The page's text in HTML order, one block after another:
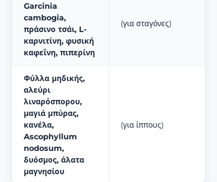
Garcinia
cambogia,
πράσινο τσάι, L-
καρνιτίνη, φυσική
καφεΐνη, πιπερίνη
(για σταγόνες)
Φύλλα μηδικής,
αλεύρι
λιναρόσπορου,
μαγιά μπύρας,
κανέλα,
Ascophyllum
nodosum,
δυόσμος, άλατα
μαγνησίου
(για ίππους)